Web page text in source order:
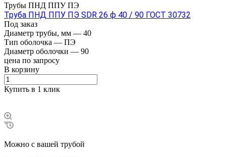
Трубы ПНД ППУ ПЭ
Труба ПНД ППУ ПЭ SDR 26 ф 40 / 90 ГОСТ 30732
Под заказ
Диаметр трубы, мм — 40
Тип оболочка — ПЭ
Диаметр оболочки — 90
цена по запросу
В корзину
Купить в 1 клик
Можно с вашей трубой